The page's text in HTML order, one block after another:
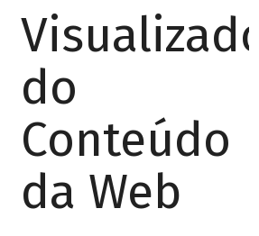
Visualizador
do
Conteúdo
da Web